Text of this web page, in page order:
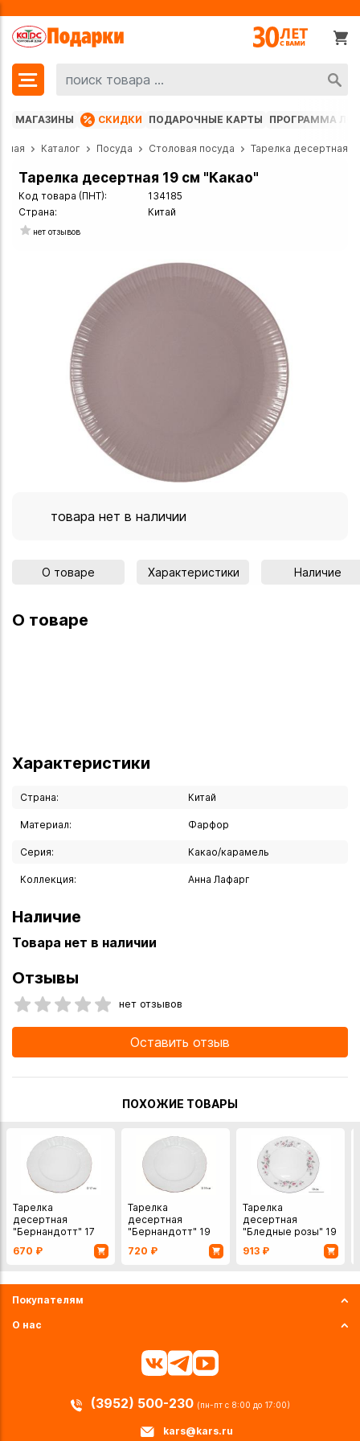
МАГАЗИНЫ СКИДКИ ПОДАРОЧНЫЕ КАРТЫ ПРОГРАММА
Каталог Посуда Столовая посуда Тарелка десертная
Тарелка десертная 19 см "Какао"
Код товара (ПНТ):
134185
Страна:
Китай
нет отзывов
товара нет в наличии
О товаре Характеристики Наличие
О товаре
Характеристики
Страна: Китай
Материал: Фарфор
Серия: Какао/карамель
Коллекция: Анна Лафарг
Наличие
Товара нет в наличии
Отзывы
нет отзывов
Оставить отзыв
ПОХОЖИЕ ТОВАРЫ
Тарелка
десертная
"Бернандотт" 17
670 ₽
Тарелка
десертная
"Бернандотт" 19
720 ₽
Тарелка
десертная
"Бледные розы" 19
913 ₽
Покупателям
О нас
(3952) 500-230 (пн-пт с 8:00 до 17:00)
kars@kars.ru